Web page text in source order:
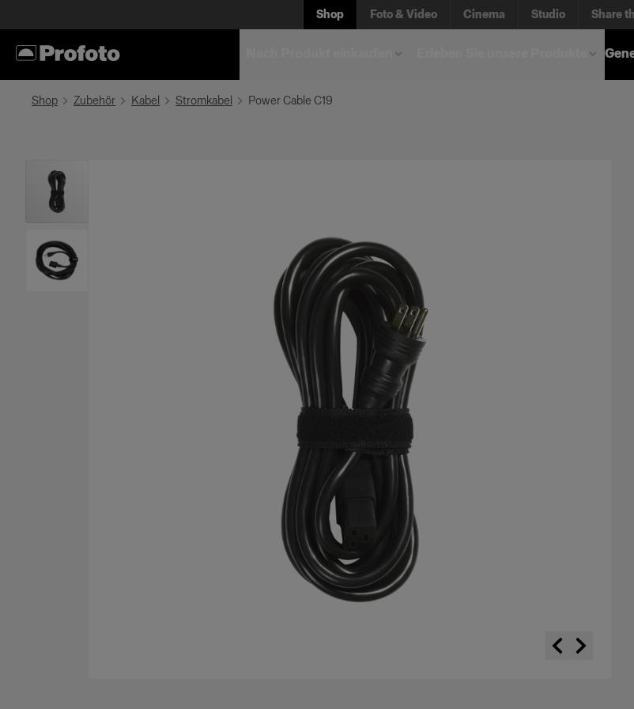
Shop Foto & Video Cinema Studio Share
Shop Zubehör Kabel Stromkabel Power Cable C19